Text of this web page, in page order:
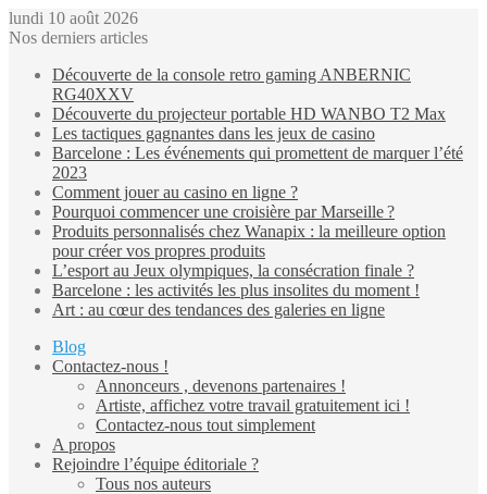
lundi 10 août 2026
Nos derniers articles
Découverte de la console retro gaming ANBERNIC
RG40XXV
Découverte du projecteur portable HD WANBO T2 Max
Les tactiques gagnantes dans les jeux de casino
Barcelone : Les événements qui promettent de marquer l’été
2023
Comment jouer au casino en ligne ?
Pourquoi commencer une croisière par Marseille ?
Produits personnalisés chez Wanapix : la meilleure option
pour créer vos propres produits
L’esport au Jeux olympiques, la consécration finale ?
Barcelone : les activités les plus insolites du moment !
Art : au cœur des tendances des galeries en ligne
Blog
Contactez-nous !
Annonceurs , devenons partenaires !
Artiste, affichez votre travail gratuitement ici !
Contactez-nous tout simplement
A propos
Rejoindre l’équipe éditoriale ?
Tous nos auteurs